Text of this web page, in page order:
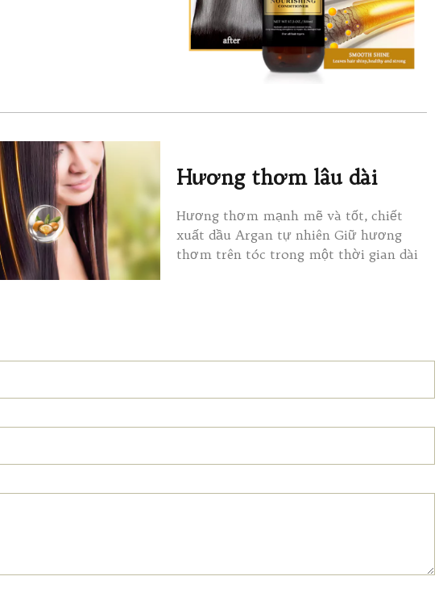
Hương thơm lâu dài
Hương thơm mạnh mẽ và tốt, chiết
xuất dầu Argan tự nhiên Giữ hương
thơm trên tóc trong một thời gian dài